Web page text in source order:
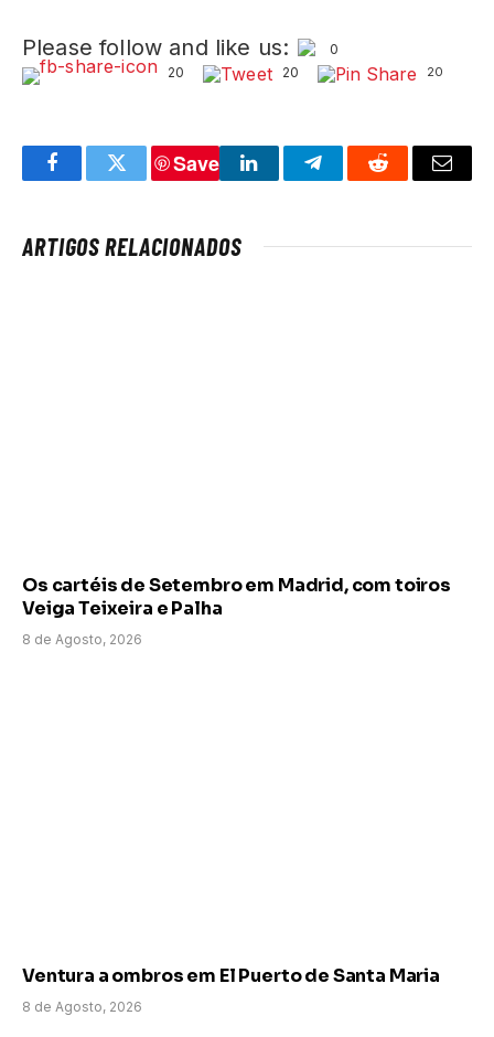
Please follow and like us:
0
20
20 20
FacebookTwitter
Save
LinkedInTelegramReddit Email
ARTIGOS RELACIONADOS
Os cartéis de Setembro em Madrid, com toiros
Veiga Teixeira e Palha
8 de Agosto, 2026
Ventura a ombros em El Puerto de Santa Maria
8 de Agosto, 2026